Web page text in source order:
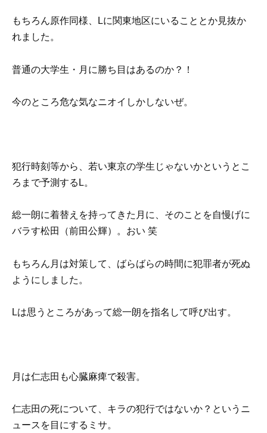
もちろん原作同様、Lに関東地区にいることとか見抜か
れました。
普通の大学生・月に勝ち目はあるのか？！
今のところ危な気なニオイしかしないぜ。
犯行時刻等から、若い東京の学生じゃないかというとこ
ろまで予測するL。
総一朗に着替えを持ってきた月に、そのことを自慢げに
バラす松田（前田公輝）。おい 笑
もちろん月は対策して、ばらばらの時間に犯罪者が死ぬ
ようにしました。
Lは思うところがあって総一朗を指名して呼び出す。
月は仁志田も心臓麻痺で殺害。
仁志田の死について、キラの犯行ではないか？というニ
ュースを目にするミサ。